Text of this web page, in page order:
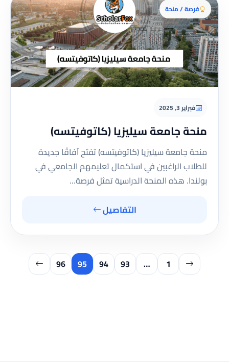
فرصة / منحة
فبراير 3, 2025
منحة جامعة سيليزيا (كاتوفيتسه)
منحة جامعة سيليزيا (كاتوفيتسه) تفتح آفاقًا جديدة
للطلاب الراغبين في استكمال تعليمهم الجامعي في
بولندا. هذه المنحة الدراسية تمثل فرصة…
التفاصيل
1
…
93
94
95
96